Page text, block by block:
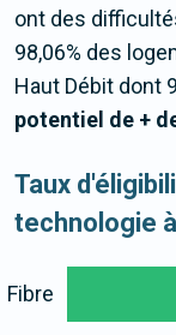
ont des
98,06% des
Haut Débit dont
potentiel de +
Taux
technologie
Fibre